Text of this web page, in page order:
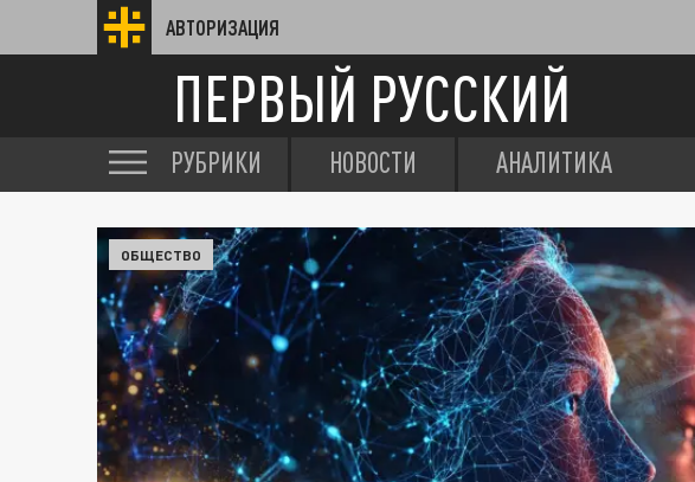
АВТОРИЗАЦИЯ
ПЕРВЫЙ РУССКИЙ
РУБРИКИ НОВОСТИ АНАЛИТИКА
ОБЩЕСТВО